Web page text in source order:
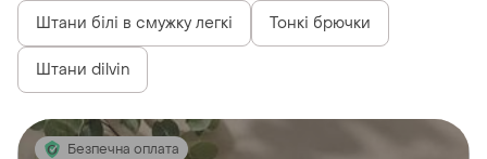
Штани білі в смужку легкі Тонкі брючки
Штани dilvin
Безпечна оплата